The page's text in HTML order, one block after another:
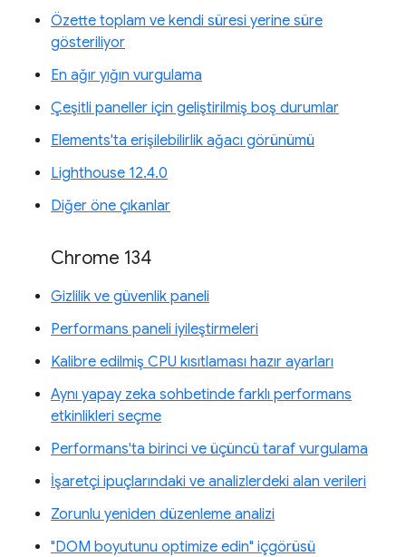
Özette toplam ve kendi süresi yerine süre
gösteriliyor
En ağır yığın vurgulama
Çeşitli paneller için geliştirilmiş boş durumlar
Elements'ta erişilebilirlik ağacı görünümü
Lighthouse 12.4.0
Diğer öne çıkanlar
Chrome 134
Gizlilik ve güvenlik paneli
Performans paneli iyileştirmeleri
Kalibre edilmiş CPU kısıtlaması hazır ayarları
Aynı yapay zeka sohbetinde farklı performans
etkinlikleri seçme
Performans'ta birinci ve üçüncü taraf vurgulama
İşaretçi ipuçlarındaki ve analizlerdeki alan verileri
Zorunlu yeniden düzenleme analizi
"DOM boyutunu optimize edin" içgörüsü